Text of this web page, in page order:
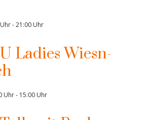
-21:00 Uhr
Ladies Wiesn-
Uhr- 15:00 Uhr